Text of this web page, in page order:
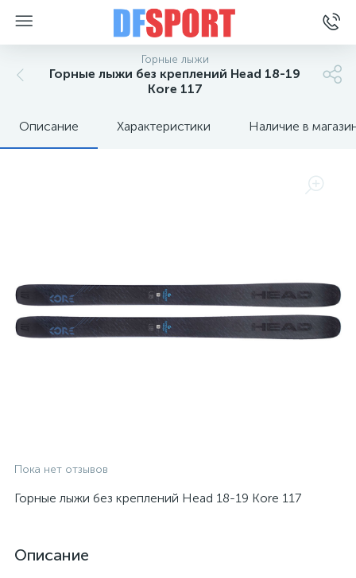
Горные лыжи
Горные лыжи без креплений Head 18-19
Kore 117
Описание Характеристики Наличие в
Пока нет отзывов
Горные лыжи без креплений Head 18-19 Kore 117
Описание